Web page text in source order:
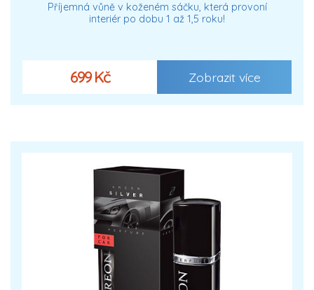
Příjemná vůně v koženém sáčku, která provoní
interiér po dobu 1 až 1,5 roku!
699 Kč Zobrazit více